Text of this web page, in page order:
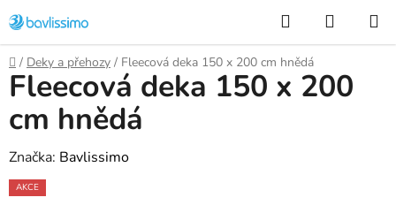
na
obsah
Hledat
KOŠÍK
Domů
/ Deky a přehozy / Fleecová deka 150 x 200 cm hnědá
Fleecová deka 150 x 200
cm hnědá
Značka: Bavlissimo
AKCE